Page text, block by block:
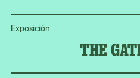
Exposición
THE